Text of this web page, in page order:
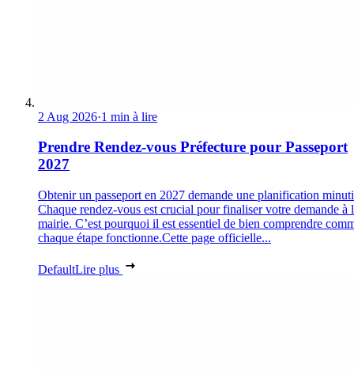
2 Aug 2026·1 min à lire
Prendre Rendez-vous Préfecture pour Passeport
2027
Obtenir un passeport en 2027 demande une planification
Chaque rendez-vous est crucial pour finaliser votre demande à
mairie. C’est pourquoi il est essentiel de bien comprendre
chaque étape fonctionne.Cette page officielle...
DefaultLire plus